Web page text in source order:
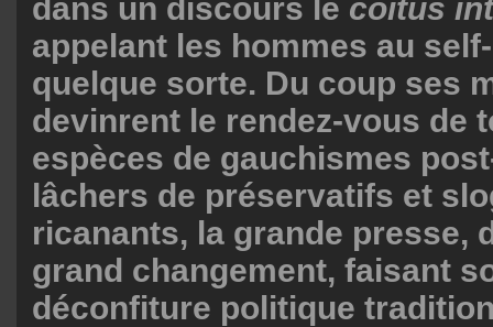
dans un discours le coitus
appelant les hommes au
quelque sorte. Du coup ses
devinrent le rendez-vous de
espèces de gauchismes
lâchers de préservatifs et
ricanants, la grande presse,
grand changement, faisant
déconfiture politique